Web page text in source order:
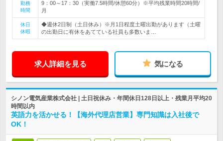
勤務
時間
9：00～17：30（実働7.5時間/休憩60分）※平均残業時間20時間/
月
休日
休暇
◆週休2日制（土日休み）※月1日程度土曜出勤があります（土曜
の出勤日に有休をあてている社員も多数いま…
求人詳細を見る 気になる
シノン電気産業株式会社 | 土日祝休み・年間休日128日以上・残業月平均20
時間以内
英語力を活かせる！【海外代理店営業】専門知識は入社後で
OK！